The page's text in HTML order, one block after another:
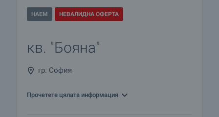
НАЕМ НЕВАЛИДНА ОФЕРТА
кв. "Бояна"
гр. София
Прочетете цялата информация